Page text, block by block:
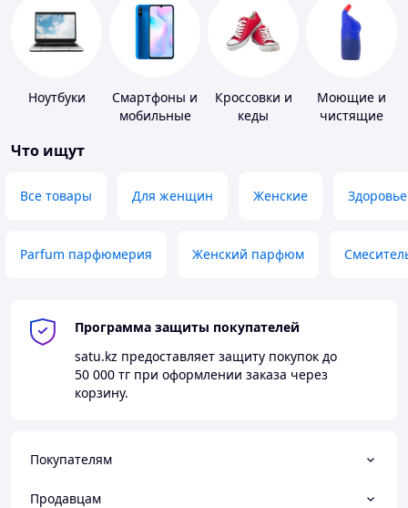
Ноутбуки
Смартфоны и
мобильные
Кроссовки и
кеды
Моющие и
чистящие
Что ищут
Все товары Для женщин Женские Здоровье
Parfum парфюмерия Женский парфюм
Программа защиты покупателей
satu.kz предоставляет защиту покупок до
50 000 тг при оформлении заказа через
корзину.
Покупателям
Продавцам